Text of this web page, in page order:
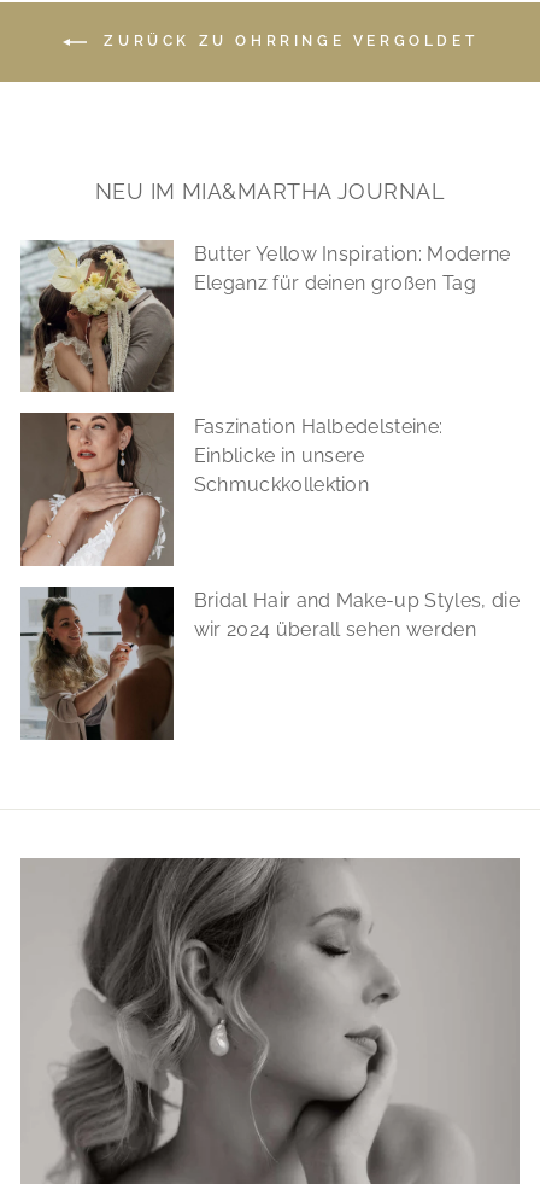
ZURÜCK ZU OHRRINGE VERGOLDET
NEU IM MIA&MARTHA JOURNAL
Butter Yellow Inspiration: Moderne
Eleganz für deinen großen Tag
Faszination Halbedelsteine:
Einblicke in unsere
Schmuckkollektion
Bridal Hair and Make-up Styles, die
wir 2024 überall sehen werden